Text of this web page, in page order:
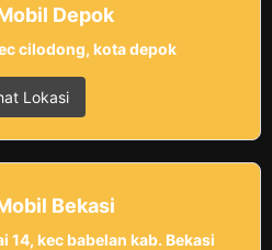
Depok
cilodong, kota depok
Lokasi
Bekasi
14, kec babelan kab. Bekasi